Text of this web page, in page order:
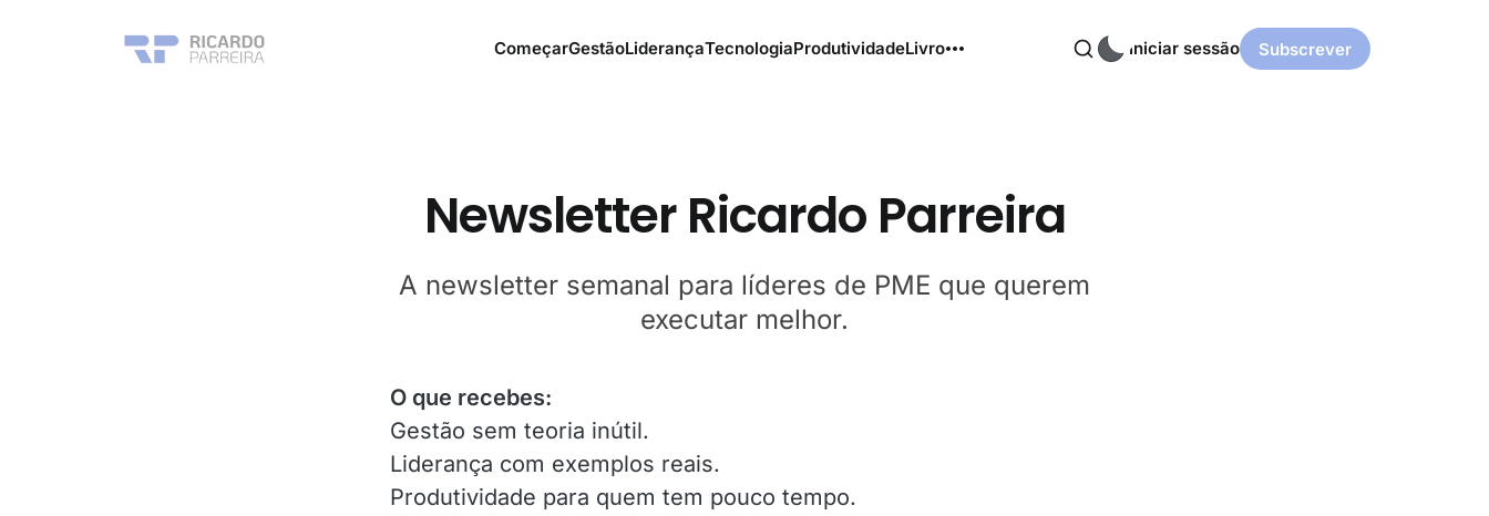
ComeçarGestãoLiderançaTecnologiaProdutividadeLivro Iniciar sessão Subscrever
Newsletter Ricardo Parreira
A newsletter semanal para líderes de PME que querem
executar melhor.
O que recebes:
Gestão sem teoria inútil.
Liderança com exemplos reais.
Produtividade para quem tem pouco tempo.